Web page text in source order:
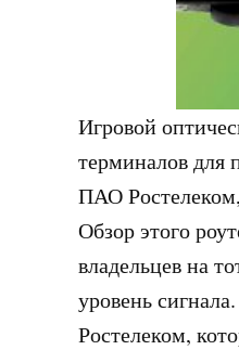
Игровой
терминалов для
ПАО
Обзор этого
владельцев на
уровень
Ростелеком,